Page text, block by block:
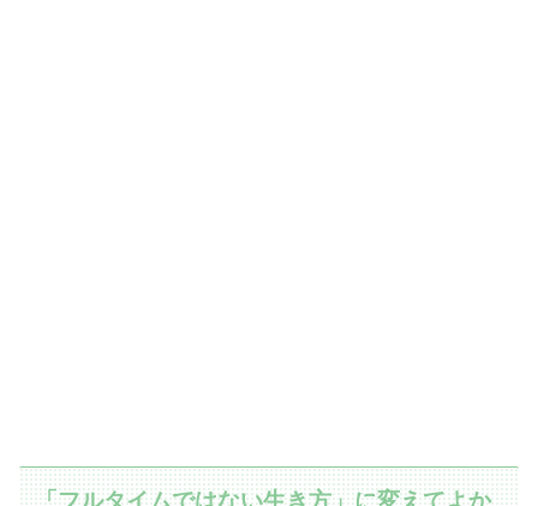
「フルタイムではない生き方」に変えてよか